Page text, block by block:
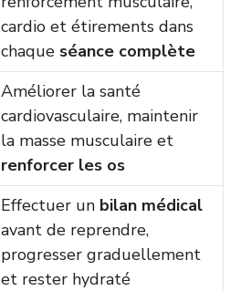
cardio et étirements dans
chaque séance complète
Améliorer la santé
cardiovasculaire, maintenir
la masse musculaire et
renforcer les os
Effectuer un bilan médical
avant de reprendre,
progresser graduellement
et rester hydraté